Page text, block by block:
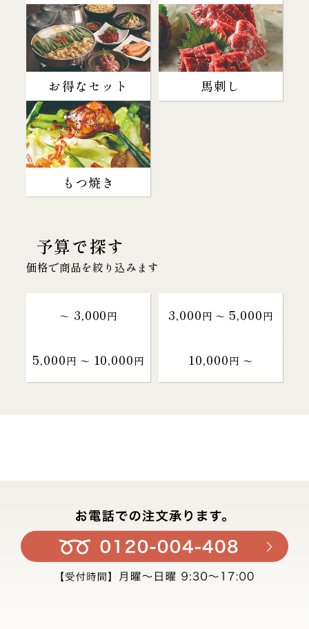
お得なセット 馬刺し
もつ焼き
予算で探す
価格で商品を絞り込みます
～ 3,000円 3,000円 〜 5,000円
5,000円 〜 10,000円 10,000円 〜